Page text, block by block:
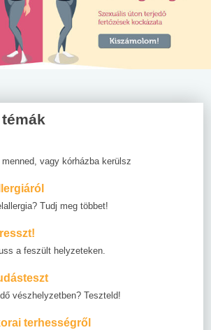
vagy kórházba kerülsz
Tudj meg többet!
a feszült helyzeteken.
vészhelyzetben? Teszteld!
terhességről